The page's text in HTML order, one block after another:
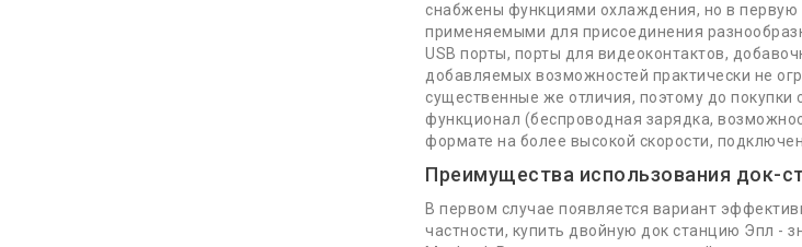
снабжены функциями охлаждения, но в первую
применяемыми для присоединения
USB порты, порты для видеоконтактов,
добавляемых возможностей практически не
существенные же отличия, поэтому до покупки
функционал (беспроводная зарядка,
формате на более высокой скорости,
Преимущества использования док-
В первом случае появляется вариант
частности, купить двойную док станцию Эпл -
Будь в курсе новинок и акций!
О Нас